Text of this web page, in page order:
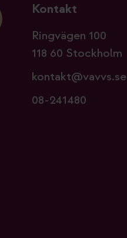
Kontakt
Ringvägen 100
118 60 Stockholm
kontakt@vavvs.se
08-241480